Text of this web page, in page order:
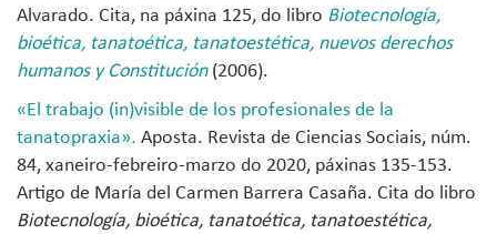
Alvarado. Cita, na páxina 125, do libro Biotecnología,
bioética, tanatoética, tanatoestética, nuevos derechos
humanos y Constitución(2006).
«El trabajo (in)visible de los profesionales de la
tanatopraxia». Aposta. Revista de Ciencias Sociais, núm.
84, xaneiro-febreiro-marzo do 2020, páxinas 135-153.
Artigo de María del Carmen Barrera Casaña. Cita do libro
Biotecnología, bioética, tanatoética, tanatoestética,